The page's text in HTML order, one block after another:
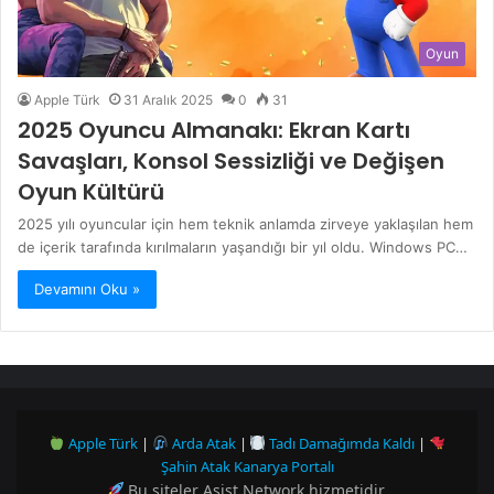
Oyun
Apple Türk 31 Aralık 2025 0 31
2025 Oyuncu Almanakı: Ekran Kartı
Savaşları, Konsol Sessizliği ve Değişen
Oyun Kültürü
2025 yılı oyuncular için hem teknik anlamda zirveye yaklaşılan hem
de içerik tarafında kırılmaların yaşandığı bir yıl oldu. Windows PC…
Devamını Oku »
Apple Türk| Arda Atak| Tadı Damağımda Kaldı |
Şahin Atak Kanarya Portalı
Bu siteler Asist Network hizmetidir.